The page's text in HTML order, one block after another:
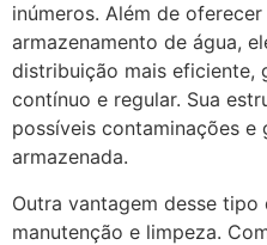
inúmeros. Além de
armazenamento de água,
distribuição mais eficiente,
contínuo e regular. Sua
possíveis contaminações e
armazenada.
Outra vantagem desse
manutenção e limpeza.